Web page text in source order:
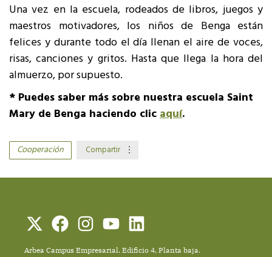
Una vez en la escuela, rodeados de libros, juegos y
maestros motivadores, los niños de Benga están
felices y durante todo el día llenan el aire de voces,
risas, canciones y gritos. Hasta que llega la hora del
almuerzo, por supuesto.
* Puedes saber más sobre nuestra escuela Saint
Mary de Benga haciendo clicaquí.
Cooperación Compartir
Arbea Campus Empresarial. Edificio 4, Planta baja.